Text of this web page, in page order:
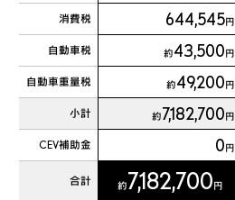
消費税 644,545円
自動車税 約43,500円
自動車重量税 約49,200円
小計 約7,182,700円
CEV補助金 0円
合計 約7,182,700円